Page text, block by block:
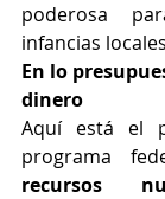
poderosa
infancias
En lo
dinero
Aquí está el
programa
recursos